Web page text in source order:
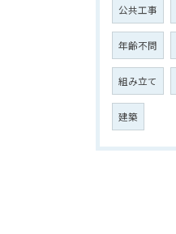
公共工事
年齢不問
組み立て
建築